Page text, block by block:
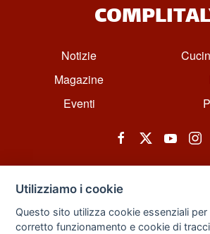
Notizie
Magazine
Eventi
Utilizziamo i cookie
Questo sito utilizza cookie essenziali per
corretto funzionamento e cookie di